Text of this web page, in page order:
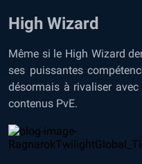
High Wizard
Même si le High Wizard
ses puissantes
désormais à rivaliser
contenus PvE.